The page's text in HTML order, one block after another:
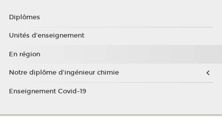
Diplômes
Unités d'enseignement
En région
Notre diplôme d'ingénieur chimie
Enseignement Covid-19